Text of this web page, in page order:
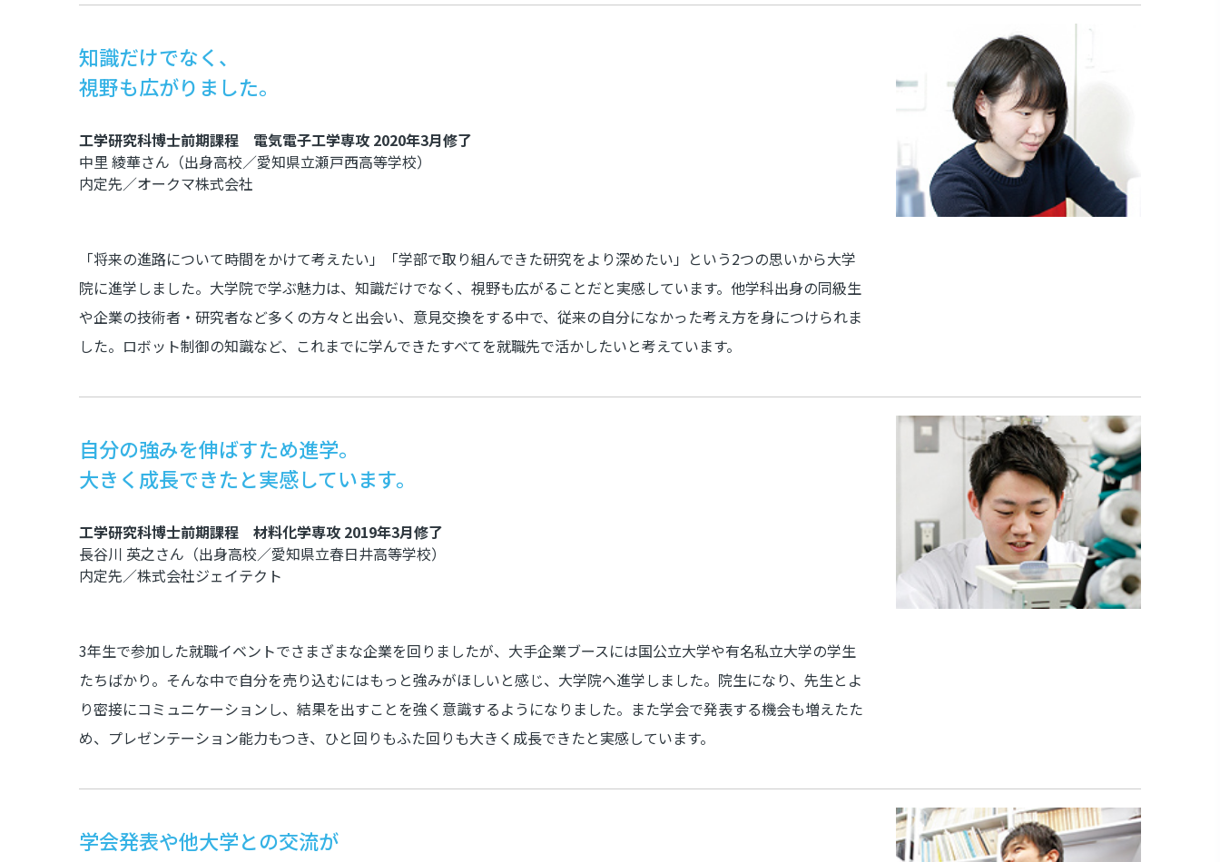
知識だけでなく、
視野も広がりました。
工学研究科博士前期課程 電気電子工学専攻 2020年3月修了
中里 綾華さん（出身高校／愛知県立瀬戸西高等学校）
内定先／オークマ株式会社
「将来の進路について時間をかけて考えたい」「学部で取り組んできた研究をより深めたい」という2つの思いから大学
院に進学しました。大学院で学ぶ魅力は、知識だけでなく、視野も広がることだと実感しています。他学科出身の同級生
や企業の技術者・研究者など多くの方々と出会い、意見交換をする中で、従来の自分になかった考え方を身につけられま
した。ロボット制御の知識など、これまでに学んできたすべてを就職先で活かしたいと考えています。
自分の強みを伸ばすため進学。
大きく成長できたと実感しています。
工学研究科博士前期課程 材料化学専攻 2019年3月修了
長谷川 英之さん（出身高校／愛知県立春日井高等学校）
内定先／株式会社ジェイテクト
3年生で参加した就職イベントでさまざまな企業を回りましたが、大手企業ブースには国公立大学や有名私立大学の学生
たちばかり。そんな中で自分を売り込むにはもっと強みがほしいと感じ、大学院へ進学しました。院生になり、先生とよ
り密接にコミュニケーションし、結果を出すことを強く意識するようになりました。また学会で発表する機会も増えたた
め、プレゼンテーション能力もつき、ひと回りもふた回りも大きく成長できたと実感しています。
学会発表や他大学との交流が